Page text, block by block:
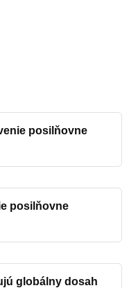
posilňovne
posilňovne
globálny dosah